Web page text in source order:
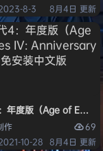
8-3
8月4日 更新
Reloaded
年度版（Age of
作
69
10-28 8月4日 更新